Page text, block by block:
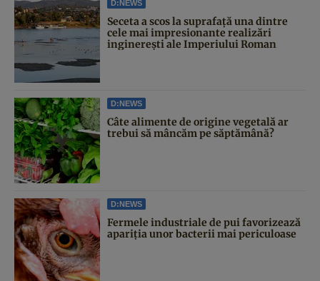
D:NEWS
Seceta a scos la suprafață una dintre
cele mai impresionante realizări
inginerești ale Imperiului Roman
D:NEWS
Câte alimente de origine vegetală ar
trebui să mâncăm pe săptămână?
D:NEWS
Fermele industriale de pui favorizează
apariția unor bacterii mai periculoase